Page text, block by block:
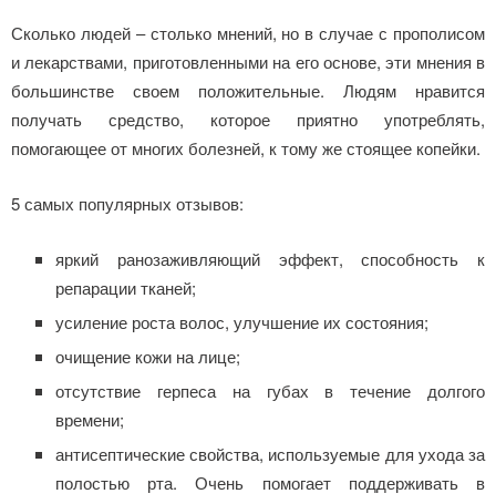
Сколько людей – столько мнений, но в случае с прополисом
и лекарствами, приготовленными на его основе, эти мнения в
большинстве своем положительные. Людям нравится
получать средство, которое приятно употреблять,
помогающее от многих болезней, к тому же стоящее копейки.
5 самых популярных отзывов:
яркий ранозаживляющий эффект, способность к
репарации тканей;
усиление роста волос, улучшение их состояния;
очищение кожи на лице;
отсутствие герпеса на губах в течение долгого
времени;
антисептические свойства, используемые для ухода за
полостью рта. Очень помогает поддерживать в